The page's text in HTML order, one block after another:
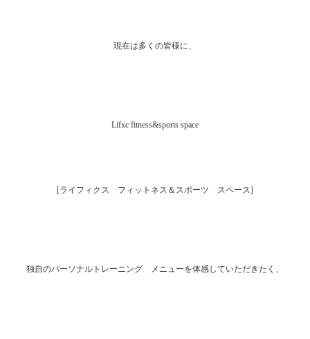
現在は多くの皆様に、
Lifxc fitness&sports space
[ライフィクス フィットネス＆スポーツ スペース]
独自のパーソナルトレーニング メニューを体感していただきたく、